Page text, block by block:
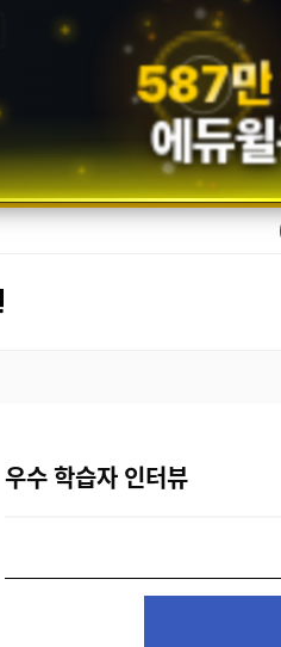
587만
에듀윌
우수 학습자 인터뷰